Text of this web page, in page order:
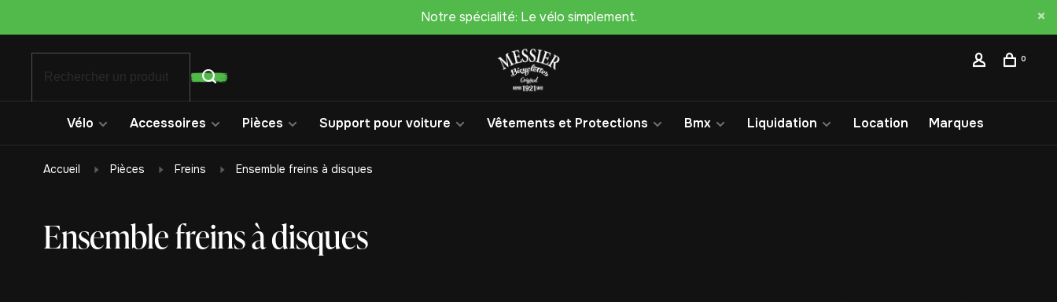
Notre spécialité: Le vélo simplement.
0
Vélo Accessoires Pièces Support pour voiture Vêtements et Protections Bmx Liquidation Location Marques
Accueil Pièces Freins Ensemble freins à disques
Ensemble freins à disques